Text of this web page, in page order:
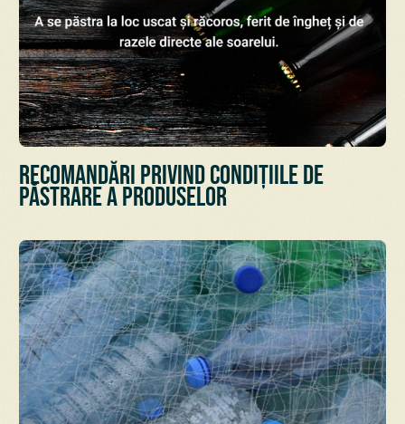
Recomandări privind condițiile de
păstrare a Produselor